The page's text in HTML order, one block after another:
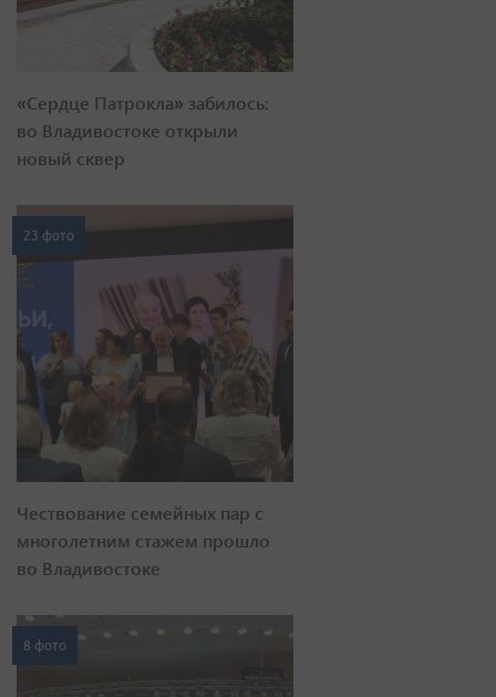
«Сердце Патрокла» забилось:
во Владивостоке открыли
новый сквер
23 фото
Чествование семейных пар с
многолетним стажем прошло
во Владивостоке
8 фото